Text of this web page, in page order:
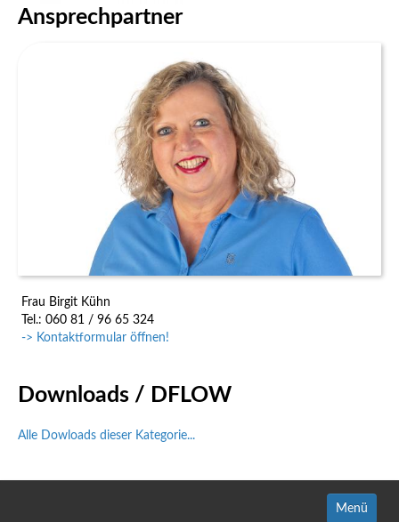
Ansprechpartner
Frau Birgit Kühn
Tel.: 060 81 / 96 65 324
-> Kontaktformular öffnen!
Downloads / DFLOW
Alle Dowloads dieser Kategorie...
Menü